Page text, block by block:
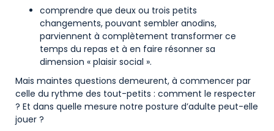
comprendre que deux ou trois petits
changements, pouvant sembler anodins,
parviennent à complètement transformer ce
temps du repas et à en faire résonner sa
dimension « plaisir social ».
Mais maintes questions demeurent, à commencer par
celle du rythme des tout-petits : comment le respecter
? Et dans quelle mesure notre posture d’adulte peut-elle
jouer ?